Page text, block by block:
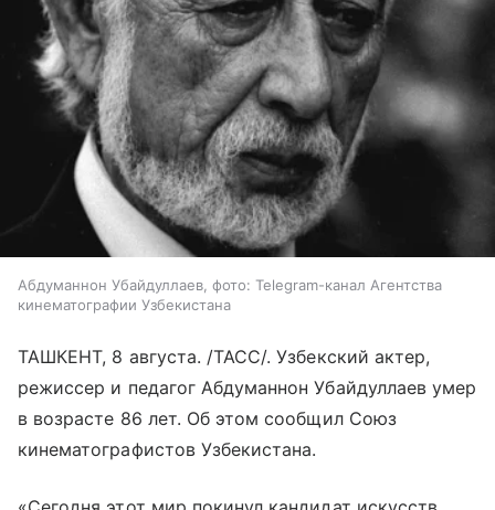
Абдуманнон Убайдуллаев, фото: Telegram-канал Агентства
кинематографии Узбекистана
ТАШКЕНТ, 8 августа. /ТАСС/. Узбекский актер,
режиссер и педагог Абдуманнон Убайдуллаев умер
в возрасте 86 лет. Об этом сообщил Союз
кинематографистов Узбекистана.